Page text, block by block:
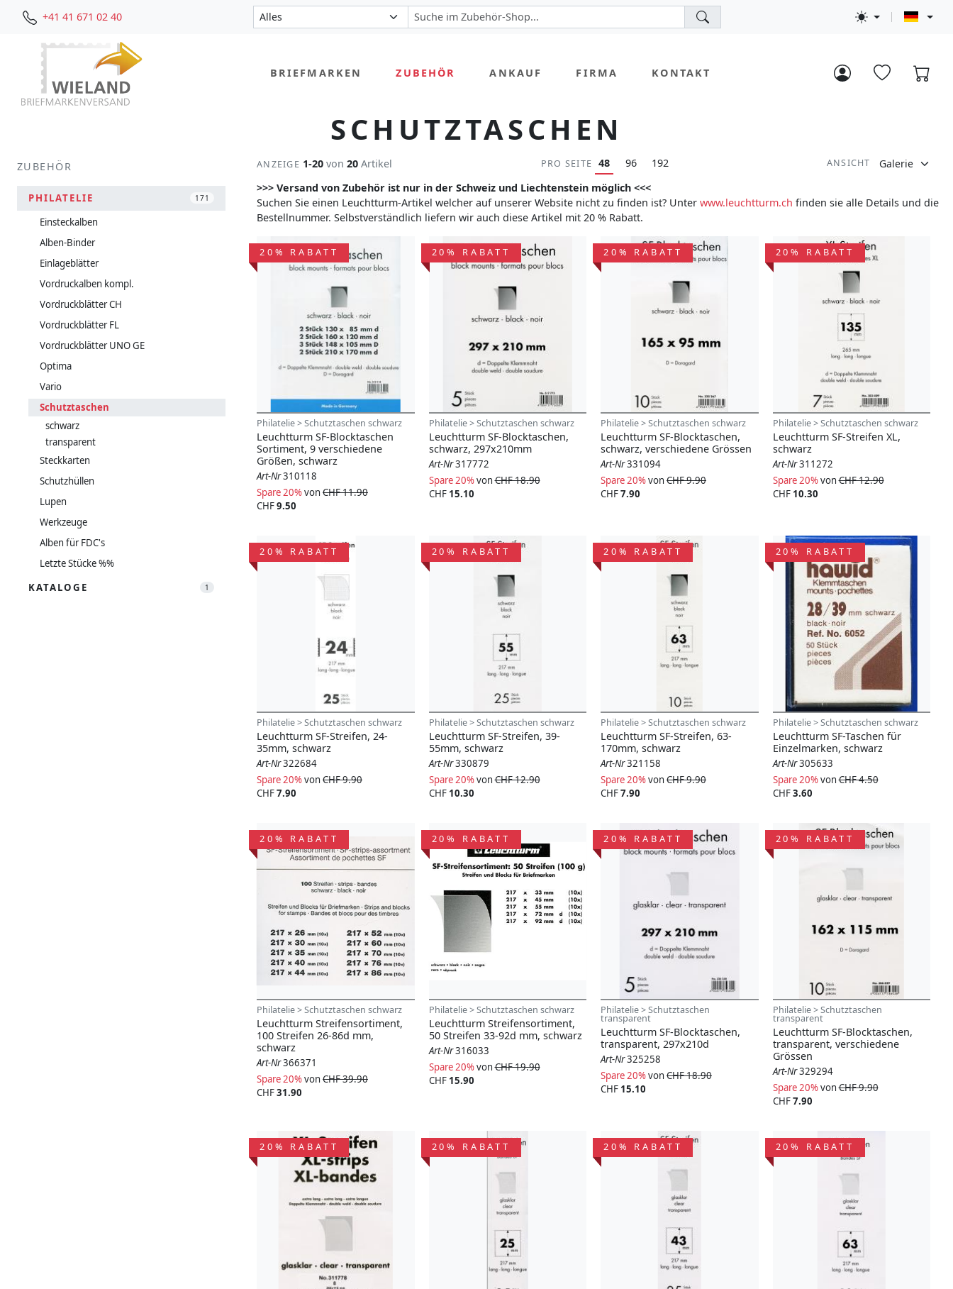
+41 41 671 02 40
BRIEFMARKEN ZUBEHÖR ANKAUF FIRMA KONTAKT
SCHUTZTASCHEN
ZUBEHÖR
PHILATELIE 171
Einsteckalben
Alben-Binder
Einlageblätter
Vordruckalben kompl.
Vordruckblätter CH
Vordruckblätter FL
Vordruckblätter UNO GE
Optima
Vario
Schutztaschen
schwarz
transparent
Steckkarten
Schutzhüllen
Lupen
Werkzeuge
Alben für FDC's
Letzte Stücke %%
KATALOGE
1
ANZEIGE 1-20 von20 Artikel PRO SEITE 48 96 192 ANSICHT
>>> Versand von Zubehör ist nur in der Schweiz und Liechtenstein möglich <<<
Suchen Sie einen Leuchtturm-Artikel welcher auf unserer Website nicht zu finden ist? Unter www.leuchtturm.ch finden sie alle Details und die
Bestellnummer. Selbstverständlich liefern wir auch diese Artikel mit 20 % Rabatt.
20% RABATT
Philatelie > Schutztaschen schwarz
Leuchtturm SF-Blocktaschen
Sortiment, 9 verschiedene
Größen, schwarz
Art-Nr310118
Spare 20%von CHF 11.90
CHF9.50
20% RABATT
Philatelie > Schutztaschen schwarz
Leuchtturm SF-Blocktaschen,
schwarz, 297x210mm
Art-Nr317772
Spare 20%vonCHF 18.90
CHF 15.10
20% RABATT
Philatelie > Schutztaschen schwarz
Leuchtturm SF-Blocktaschen,
schwarz, verschiedene Grössen
Art-Nr331094
Spare 20%von CHF 9.90
CHF7.90
20% RABATT
Philatelie > Schutztaschen schwarz
Leuchtturm SF-Streifen XL,
schwarz
Art-Nr311272
Spare 20%vonCHF 12.90
CHF 10.30
20% RABATT
Philatelie > Schutztaschen schwarz
Leuchtturm SF-Streifen, 24-
35mm, schwarz
Art-Nr322684
Spare 20%von CHF 9.90
CHF7.90
20% RABATT
Philatelie > Schutztaschen schwarz
Leuchtturm SF-Streifen, 39-
55mm, schwarz
Art-Nr330879
Spare 20%vonCHF 12.90
CHF 10.30
20% RABATT
Philatelie > Schutztaschen schwarz
Leuchtturm SF-Streifen, 63-
170mm, schwarz
Art-Nr321158
Spare 20%von CHF 9.90
CHF7.90
20% RABATT
Philatelie > Schutztaschen schwarz
Leuchtturm SF-Taschen für
Einzelmarken, schwarz
Art-Nr305633
Spare 20%vonCHF 4.50
CHF3.60
20% RABATT
Philatelie > Schutztaschen schwarz
Leuchtturm Streifensortiment,
100 Streifen 26-86d mm,
schwarz
Art-Nr366371
Spare 20%von CHF 39.90
CHF31.90
20% RABATT
Philatelie > Schutztaschen schwarz
Leuchtturm Streifensortiment,
50 Streifen 33-92d mm, schwarz
Art-Nr316033
Spare 20%vonCHF 19.90
CHF 15.90
20% RABATT
Philatelie > Schutztaschen
transparent
Leuchtturm SF-Blocktaschen,
transparent, 297x210d
Art-Nr325258
Spare 20%von CHF 18.90
CHF 15.10
20% RABATT
Philatelie > Schutztaschen
transparent
Leuchtturm SF-Blocktaschen,
transparent, verschiedene
Grössen
Art-Nr329294
Spare 20%vonCHF 9.90
CHF7.90
20% RABATT 20% RABATT 20% RABATT 20% RABATT